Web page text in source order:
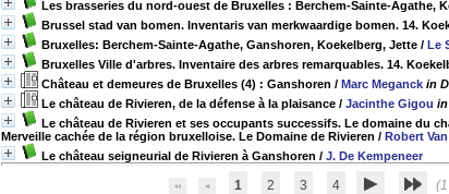
Les brasseries du nord-ouest de Bruxelles : Berchem-Sainte-Agathe,
Brussel stad van bomen. Inventaris van merkwaardige bomen. 14.
Bruxelles: Berchem-Sainte-Agathe, Ganshoren, Koekelberg, Jette / Le
Bruxelles Ville d'arbres. Inventaire des arbres remarquables. 14.
Château et demeures de Bruxelles (4) : Ganshoren / Marc Meganck in
Le château de Rivieren, de la défense à la plaisance / Jacinthe Gigou in
Le château de Rivieren et ses occupants successifs. Le domaine du
Merveille cachée de la région bruxelloise. Le Domaine de Rivieren / Robert
Le château seigneurial de Rivieren à Ganshoren / J. De Kempeneer
1 2 3 4